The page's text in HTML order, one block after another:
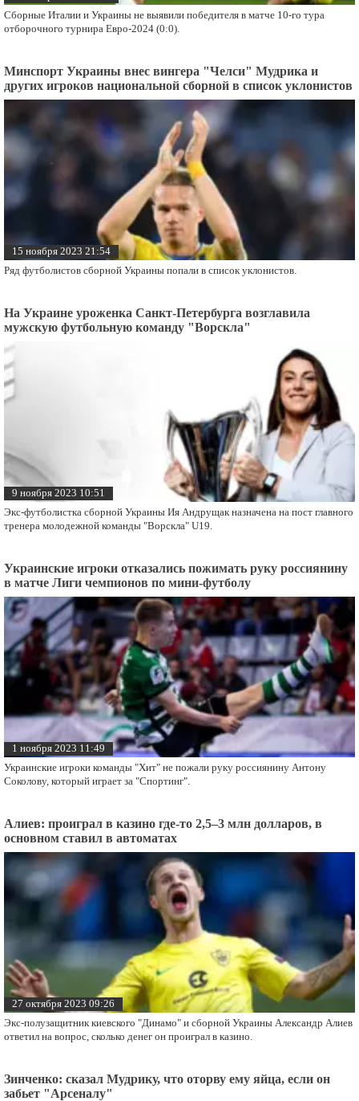
Сборные Италии и Украины не выявили победителя в матче 10-го тура
отборочного турнира Евро-2024 (0:0).
Минспорт Украины внес вингера "Челси" Мудрика и
других игроков национальной сборной в список уклонистов
15 ноября 2023 21:54
Ряд футболистов сборной Украины попали в список уклонистов.
На Украине уроженка Санкт-Петербурга возглавила
мужскую футбольную команду "Ворскла"
9 ноября 2023 10:51
Экс-футболистка сборной Украины Ия Андрущак назначена на пост главного
тренера молодежной команды "Ворскла" U19.
Украинские игроки отказались пожимать руку россиянину
в матче Лиги чемпионов по мини-футболу
1 ноября 2023 11:49
Украинские игроки команды "Хит" не пожали руку россиянину Антону
Соколову, который играет за "Спортинг".
Алиев: проиграл в казино где-то 2,5–3 млн долларов, в
основном ставил в автоматах
27 октября 2023 09:26
Экс-полузащитник киевского "Динамо" и сборной Украины Александр Алиев
ответил на вопрос, сколько денег он проиграл в казино.
Зинченко: сказал Мудрику, что оторву ему яйца, если он
забьет "Арсеналу"